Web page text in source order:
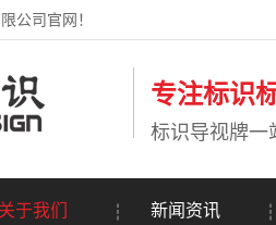
公司官网！
专注标识
标识导视牌一
关于我们 新闻资讯